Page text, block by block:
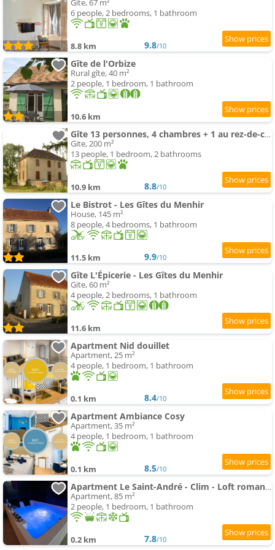
Gite, 67 m²
6 people, 2 bedrooms, 1 bathroom
8.8 km 9.8/10
Gîte de l'Orbize
Rural gîte, 40 m²
2 people, 1 bedroom, 1 bathroom
10.6 km
Gîte 13 personnes, 4 chambres + 1 au rez-de-chaussée
Gite, 200 m²
13 people, 1 bedroom, 2 bathrooms
10.9 km 8.8/10
Le Bistrot - Les Gîtes du Menhir
House, 145 m²
8 people, 4 bedrooms, 1 bathroom
11.5 km 9.9/10
Gîte L'Épicerie - Les Gîtes du Menhir
Gite, 60 m²
4 people, 2 bedrooms, 1 bathroom
11.6 km
Apartment Nid douillet
Apartment, 25 m²
4 people, 1 bedroom, 1 bathroom
0.1 km 8.4/10
Apartment Ambiance Cosy
Apartment, 35 m²
4 people, 1 bedroom, 1 bathroom
0.1 km 8.5/10
Apartment Le Saint-André - Clim - Loft romantique avec spa
Apartment, 85 m²
2 people, 1 bedroom, 1 bathroom
0.2 km 7.8/10